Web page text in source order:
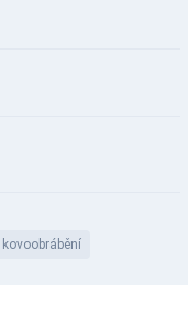
kovoobrábění